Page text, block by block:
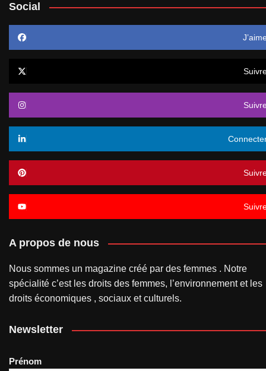
Social
A propos de nous
Nous sommes un magazine créé par des femmes . Notre
spécialité c’est les droits des femmes, l’environnement et les
droits économiques , sociaux et culturels.
Newsletter
Prénom